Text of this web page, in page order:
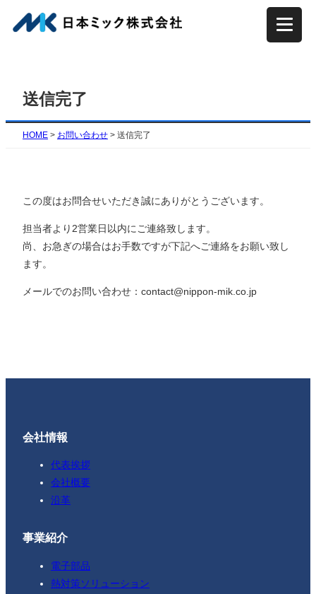
容
プ
送信完了
HOME > お問い合わせ > 送信完了
この度はお問合せいただき誠にありがとうございます。
担当者より2営業日以内にご連絡致します。
尚、お急ぎの場合はお手数ですが下記へご連絡をお願い致し
ます。
メールでのお問い合わせ：contact@nippon-mik.co.jp
会社情報
代表挨拶
会社概要
沿革
事業紹介
電子部品
熱対策ソリューション